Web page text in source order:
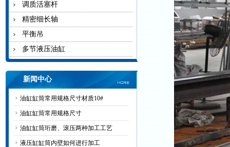
调质活塞杆
精密细长轴
平衡吊
多节液压油缸
新闻中心
油缸缸筒常用规格尺寸材质10#
油缸缸筒常用规格尺寸
油缸缸筒珩磨、滚压两种加工工艺
液压缸缸筒内壁如何进行加工